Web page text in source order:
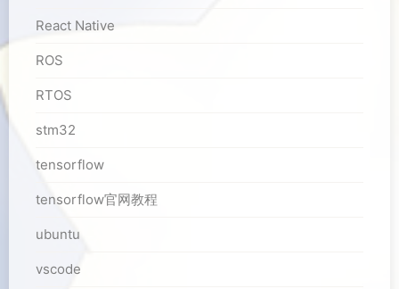
React Native
ROS
RTOS
stm32
tensorflow
tensorflow官网教程
ubuntu
vscode